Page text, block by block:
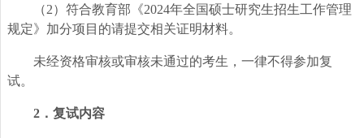
（2）符合教育部《2024年全国硕士研究生招生工作管理
规定》加分项目的请提交相关证明材料。
未经资格审核或审核未通过的考生，一律不得参加复
试。
2 ． 复试内容